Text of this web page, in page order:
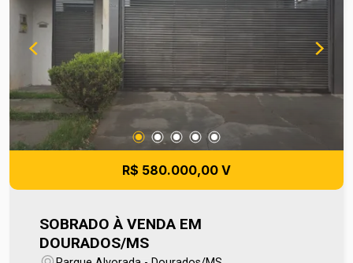
tudo o que você precisa por perto. Para mais
informações entre em contato e agende sua
visita no número (67) 2108-2121 ou fale
diretamente com nosso Plantão de Vendas pelo
número 67 99255-6175.
R$ 580.000,00 V
SOBRADO À VENDA EM
DOURADOS/MS